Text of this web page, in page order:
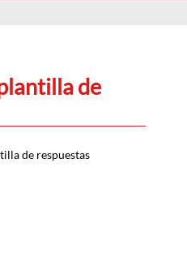
de
de respuestas